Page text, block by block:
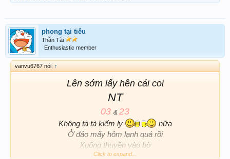
phong tại tiêu
Thần Tài
Enthusiastic member
vanvu6767 nói: ↑
Lên sớm lấy hên cái coi
NT
03 & 23
Không tà tà kiếm ly
nữa
Ở đảo mấy hôm lạnh quá rồi
Xuống thuyền vào bờ
Click to expand...